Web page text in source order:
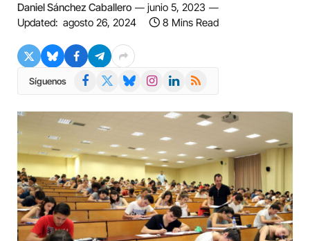
Daniel Sánchez Caballero
junio 5, 2023
Updated: agosto 26, 2024 8 Mins Read
Síguenos Facebook BlueskyInstagramLinkedIn
RSS